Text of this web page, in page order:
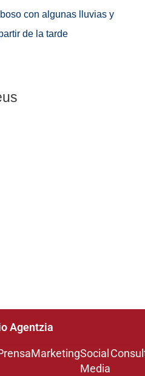
con algunas lluvias y
de la tarde
Agentzia
MarketingSocial
Media